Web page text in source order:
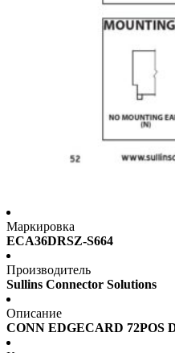
Маркировка
ECA36DRSZ-S664
Производитель
Sullins Connector Solutions
Описание
CONN EDGECARD 72POS